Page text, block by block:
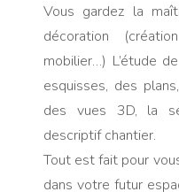
Vous gardez la
décoration
mobilier…) L’étude
esquisses, des
des vues 3D, la
descriptif chantier.
Tout est fait pour
dans votre futur